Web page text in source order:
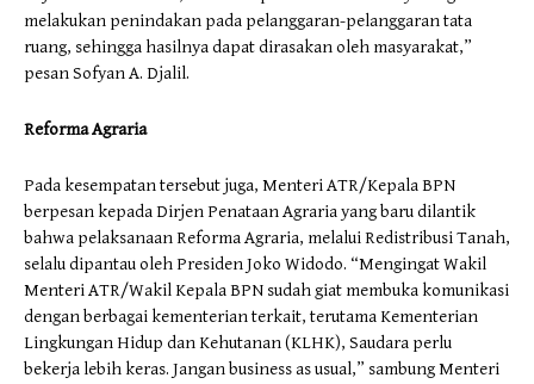
melakukan penindakan pada pelanggaran-pelanggaran tata
ruang, sehingga hasilnya dapat dirasakan oleh masyarakat,”
pesan Sofyan A. Djalil.
Reforma Agraria
Pada kesempatan tersebut juga, Menteri ATR/Kepala BPN
berpesan kepada Dirjen Penataan Agraria yang baru dilantik
bahwa pelaksanaan Reforma Agraria, melalui Redistribusi Tanah,
selalu dipantau oleh Presiden Joko Widodo. “Mengingat Wakil
Menteri ATR/Wakil Kepala BPN sudah giat membuka komunikasi
dengan berbagai kementerian terkait, terutama Kementerian
Lingkungan Hidup dan Kehutanan (KLHK), Saudara perlu
bekerja lebih keras. Jangan business as usual,” sambung Menteri